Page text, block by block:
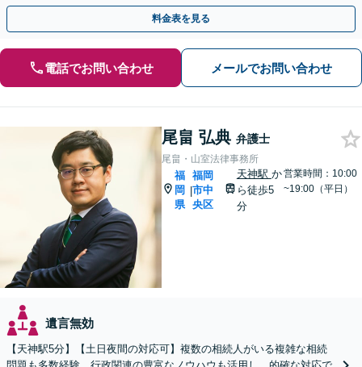
ピニオン可【休日・夜間相談可｜出張相談＆WEB面談可】
料金表を見る
電話でお問い合わせ メールでお問い合わせ
尾畠 弘典 弁護士
尾畠・山室法律事務所
福
岡
県
|
福岡
市中
央区
天神駅 か
ら徒歩5
分
営業時間：10:00
~19:00（平日）
遺言無効
【天神駅5分】【土日夜間の対応可】複数の相続人がいる複雑な相続